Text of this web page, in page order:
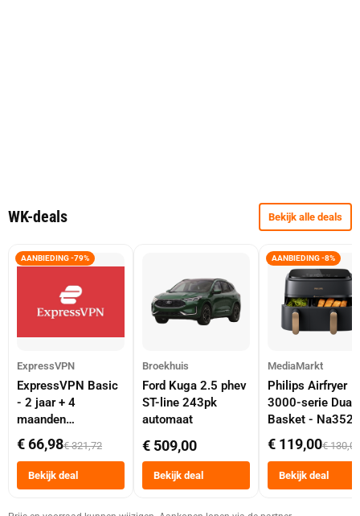
WK-deals Bekijk alle deals
AANBIEDING -79%
ExpressVPN
ExpressVPN Basic
- 2 jaar + 4
maanden
abonnement
€ 66,98€ 321,72
Bekijk deal
Broekhuis
Ford Kuga 2.5 phev
ST-line 243pk
automaat
€ 509,00
Bekijk deal
AANBIEDING -8%
MediaMarkt
Philips Airfryer
3000-serie Dual
Basket -
Dubbele Mand 9
Tot 6 Personen
Heteluchtfriteuse
Zwart
€ 119,00€ 130,00
Bekijk deal